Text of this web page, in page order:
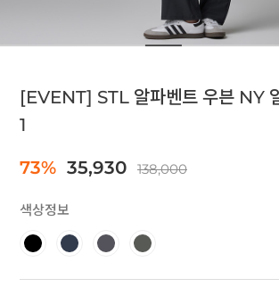
[EVENT] STL 알파벤트 우븐 NY
1
73% 35,930 138,000
색상정보